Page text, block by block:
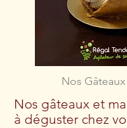
Nos
Nos gâteaux et
à déguster chez